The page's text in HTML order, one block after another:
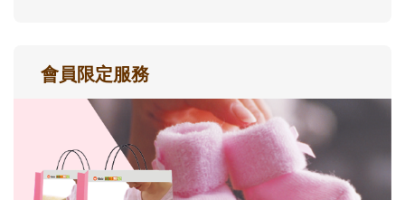
會員限定服務